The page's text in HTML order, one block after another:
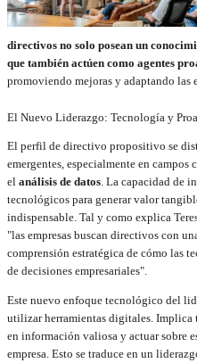
directivos no solo posean un
que también actúen como agentes
promoviendo mejoras y adaptando las
El Nuevo Liderazgo: Tecnología y
El perfil de directivo propositivo se
emergentes, especialmente en campos
el análisis de datos . La capacidad de
tecnológicos para generar valor
indispensable. Tal y como explica
"las empresas buscan directivos con
comprensión estratégica de cómo las
de decisiones empresariales".
Este nuevo enfoque tecnológico del
utilizar herramientas digitales. Implica
en información valiosa y actuar sobre
empresa. Esto se traduce en un